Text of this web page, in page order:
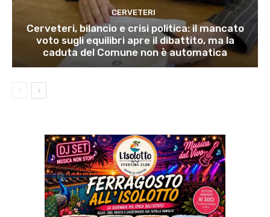
CERVETERI
Cerveteri, bilancio e crisi politica: il mancato
voto sugli equilibri apre il dibattito, ma la
caduta del Comune non è automatica